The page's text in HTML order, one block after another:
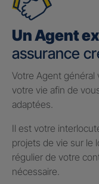
Un Agent
assurance
Votre Agent
votre vie afin de
adaptées.
Il est votre
projets de vie sur le
régulier de votre
nécessaire.